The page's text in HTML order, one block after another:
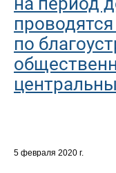
по
5 февраля 2020 г.